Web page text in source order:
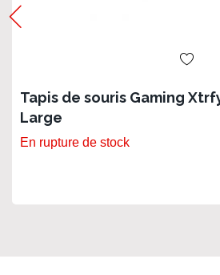
Tapis de souris Gaming
Large
En rupture de stock